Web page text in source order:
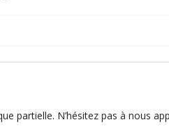
partielle. N’hésitez pas à nous